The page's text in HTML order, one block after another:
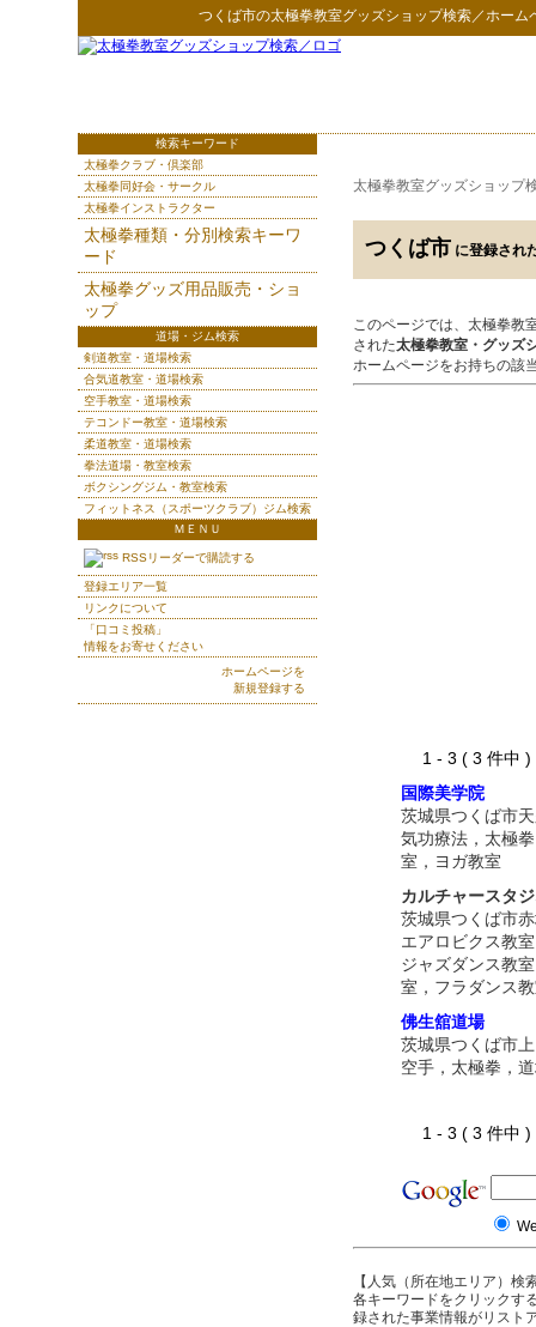
つくば市の太極拳教室グッズショップ検索／ホーム
太極拳教室グッズショップ
つくば市 に登録され
このページでは、太極拳教
された太極拳教室・グッズ
ホームページをお持ちの該
1 - 3 ( 3 件
国際美学院
茨城県つくば市
気功療法，太極
室，ヨガ教室
カルチャースタ
茨城県つくば市
エアロビクス教
ジャズダンス教
室，フラダンス
佛生舘道場
茨城県つくば市
空手，太極拳，
1 - 3 ( 3 件
【人気（所在地エリア）検
各キーワードをクリックす
録された事業情報がリスト
検索キーワード
太極拳クラブ・倶楽部
太極拳同好会・サークル
太極拳インストラクター
太極拳種類・分別検索キーワ
ード
太極拳グッズ用品販売・ショ
ップ
道場・ジム検索
剣道教室・道場検索
合気道教室・道場検索
空手教室・道場検索
テコンドー教室・道場検索
柔道教室・道場検索
拳法道場・教室検索
ボクシングジム・教室検索
フィットネス（スポーツクラブ）ジム検索
ＭＥＮＵ
RSSリーダーで購読する
登録エリア一覧
リンクについて
「口コミ投稿」
情報をお寄せください
ホームページを
新規登録する